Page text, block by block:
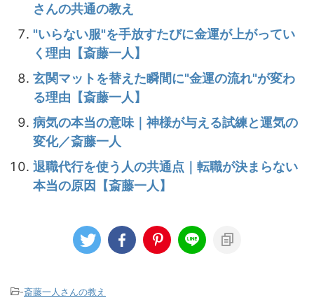
さんの共通の教え
"いらない服"を手放すたびに金運が上がってい
く理由【斎藤一人】
玄関マットを替えた瞬間に"金運の流れ"が変わ
る理由【斎藤一人】
病気の本当の意味｜神様が与える試練と運気の
変化／斎藤一人
退職代行を使う人の共通点｜転職が決まらない
本当の原因【斎藤一人】
-斎藤一人さんの教え